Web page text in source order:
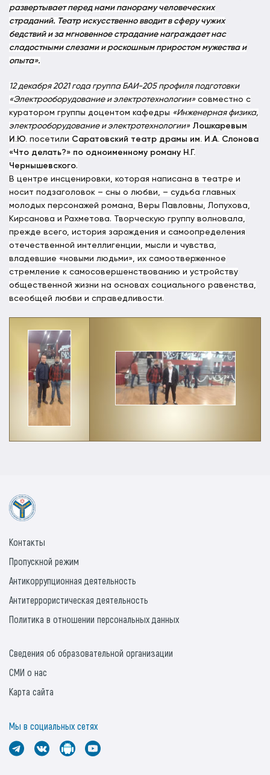
развертывает перед нами панораму человеческих
страданий. Театр искусственно вводит в сферу чужих
бедствий и за мгновенное страдание награждает нас
сладостными слезами и роскошным приростом мужества и
опыта».
12 декабря 2021 года группа БАИ-205 профиля подготовки
«Электрооборудование и электротехнологии» совместно с
куратором группы доцентом кафедры «Инженерная физика,
электрооборудование и электротехнологии» Лошкаревым
И.Ю. посетили Саратовский театр драмы им. И.А. Слонова
«Что делать?» по одноименному роману Н.Г.
Чернышевского.
В центре инсценировки, которая написана в театре и
носит подзаголовок – сны о любви, – судьба главных
молодых персонажей романа, Веры Павловны, Лопухова,
Кирсанова и Рахметова. Творческую группу волновала,
прежде всего, история зарождения и самоопределения
отечественной интеллигенции, мысли и чувства,
владевшие «новыми людьми», их самоотверженное
стремление к самосовершенствованию и устройству
общественной жизни на основах социального равенства,
всеобщей любви и справедливости.
Контакты
Пропускной режим
Антикоррупционная деятельность
Антитеррористическая деятельность
Политика в отношении персональных данных
Сведения об образовательной организации
СМИ о нас
Карта сайта
Мы в социальных сетях